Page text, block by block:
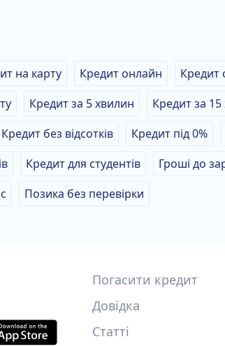
на карту Кредит онлайн Кредит
Кредит за 5 хвилин Кредит за
Кредит без відсотків Кредит під 0%
Кредит для студентів Гроші до
Позика без перевірки
Погасити кредит
Довідка
Статті